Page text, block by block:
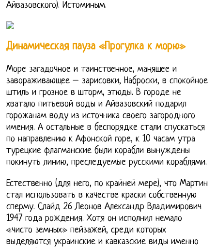
Айвазовского). Истоминым.
Динамическая пауза «Прогулка к морю»
Море загадочное и таинственное, манящее и
завораживающее – зарисовки, Наброски, в спокойное
штиль и грозное в шторм, этюды. В городе не
хватало питьевой воды и Айвазовский подарил
горожанам воду из источника своего загородного
имения. А остальные в беспорядке стали спускаться
по направлению к Афонской горе, к 10 часам утра
турецкие флагманские были корабли вынуждены
покинуть линию, преследуемые русскими кораблями.
Естественно (для него, по крайней мере), что Мартин
стал использовать в качестве краски собственную
сперму. Слайд 26 Леонов Александр Владимирович
1947 года рождения. Хотя он исполнил немало
«чисто земных» пейзажей, среди которых
выделяются украинские и кавказские виды именно